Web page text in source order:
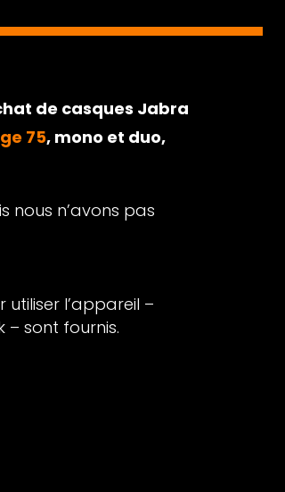
de casques Jabra
75, mono et duo,
nous n’avons pas
utiliser l’appareil –
sont fournis.